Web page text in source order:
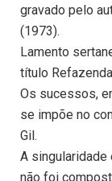
gravado pelo
(1973).
Lamento
título
Os sucessos,
se impõe no
Gil.
A singularidade
não foi